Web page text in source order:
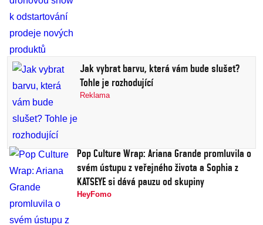
Jak vybrat barvu, která vám bude slušet?
Tohle je rozhodující
Reklama
Pop Culture Wrap: Ariana Grande promluvila o
svém ústupu z veřejného života a Sophia z
KATSEYE si dává pauzu od skupiny
HeyFomo